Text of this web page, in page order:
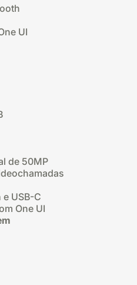
UI
de 50MP
USB-C
One UI